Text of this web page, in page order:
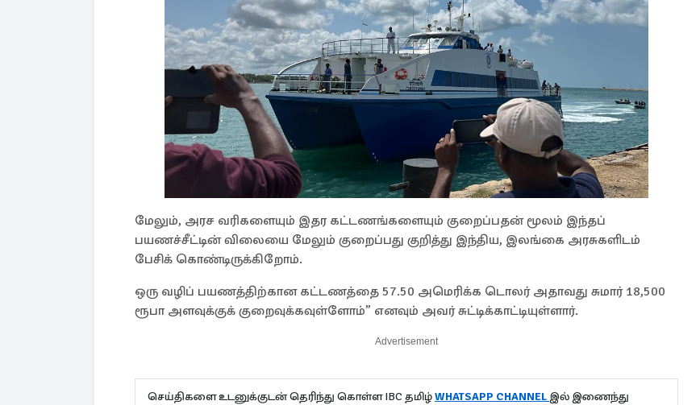
மேலும், அரச வரிகளையும் இதர கட்டணங்களையும் குறைப்பதன் மூலம் இந்தப்
பயணச்சீட்டின் விலையை மேலும் குறைப்பது குறித்து இந்திய, இலங்கை அரசுகளிடம்
பேசிக் கொண்டிருக்கிறோம்.
ஒரு வழிப் பயணத்திற்கான கட்டணத்தை 57.50 அமெரிக்க டொலர் அதாவது சுமார் 18,500
ரூபா அளவுக்குக் குறைவுக்கவுள்ளோம்” எனவும் அவர் சுட்டிக்காட்டியுள்ளார்.
Advertisement
செய்திகளை உடனுக்குடன் தெரிந்து கொள்ள IBC தமிழ்WHATSAPP CHANNEL இல் இணைந்து